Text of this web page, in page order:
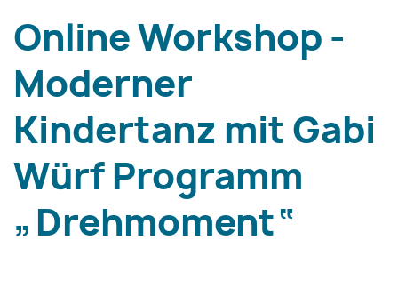
Online Workshop -
Moderner
Kindertanz mit Gabi
Würf Programm
„Drehmoment“